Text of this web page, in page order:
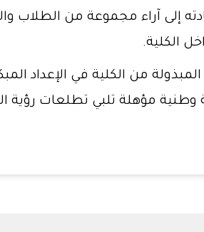
إلى آراء مجموعة من الطلاب
الكلية.
من الكلية في الإعداد
تطلعات رؤية المملكة 2030 في تطوير